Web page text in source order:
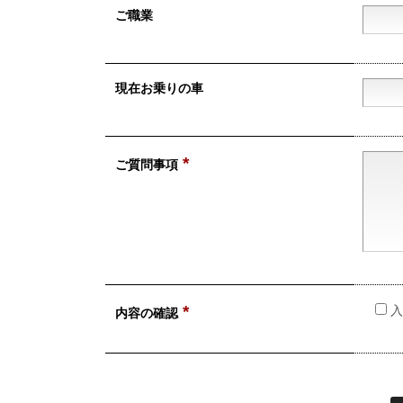
ご職業
現在お乗りの車
ご質問事項 *
内容の確認 *